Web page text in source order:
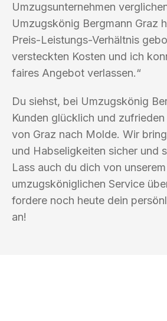
Umzugsunternehmen
Umzugskönig Bergmann Graz
Preis-Leistungs-Verhältnis
versteckten Kosten und ich
faires Angebot verlassen.“
Du siehst, bei Umzugskönig
Kunden glücklich und
von Graz nach Molde. Wir
und Habseligkeiten sicher und
Lass auch du dich von unserem
umzugsköniglichen Service
fordere noch heute dein
an!